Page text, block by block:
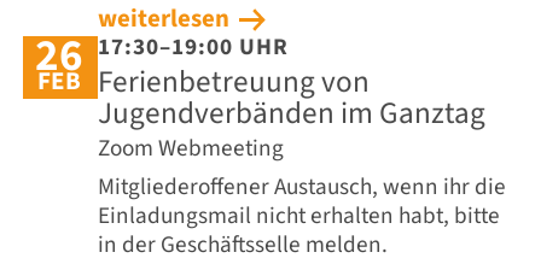
weiterlesen
26
FEB
17:30–19:00 UHR
Ferienbetreuung von
Jugendverbänden im Ganztag
Zoom Webmeeting
Mitgliederoffener Austausch, wenn ihr die
Einladungsmail nicht erhalten habt, bitte
in der Geschäftsselle melden.